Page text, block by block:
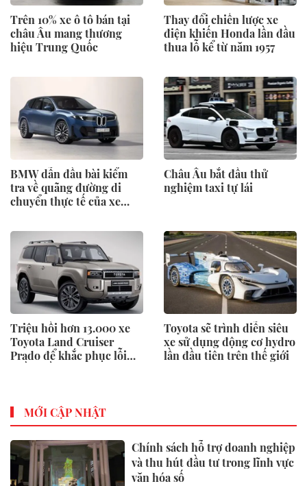
Trên 10% xe ô tô bán tại
châu Âu mang thương
hiệu Trung Quốc
Thay đổi chiến lược xe
điện khiến Honda lần đầu
thua lỗ kể từ năm 1957
BMW dẫn đầu bài kiểm
tra về quãng đường di
chuyển thực tế của xe
Châu Âu bắt đầu thử
nghiệm taxi tự lái
Triệu hồi hơn 13.000 xe
Toyota Land Cruiser
Prado để khắc phục lỗi
Toyota sẽ trình diễn siêu
xe sử dụng động cơ hydro
lần đầu tiên trên thế giới
MỚI CẬP NHẬT
Chính sách hỗ trợ doanh nghiệp
và thu hút đầu tư trong lĩnh vực
văn hóa số